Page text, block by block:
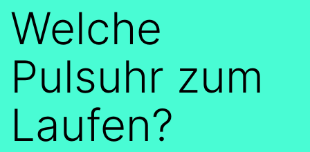
Welche
Pulsuhr zum
Laufen?